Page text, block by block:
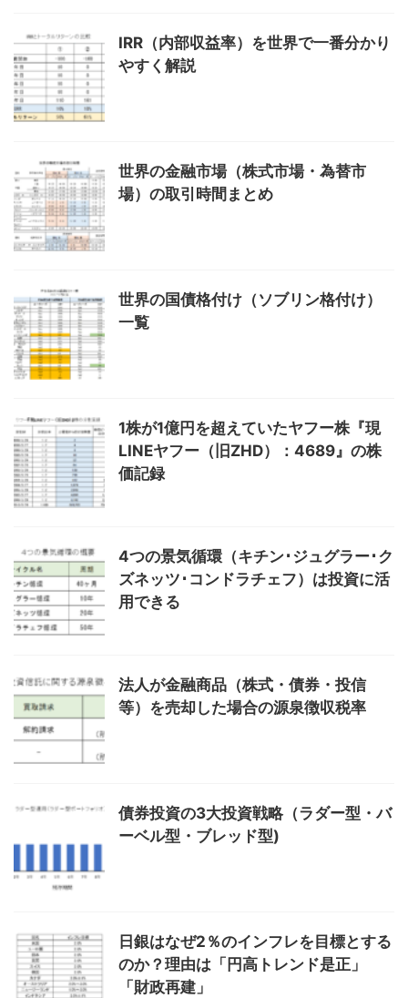
IRR（内部収益率）を世界で一番分かり
やすく解説
世界の金融市場（株式市場・為替市
場）の取引時間まとめ
世界の国債格付け（ソブリン格付け）
一覧
1株が1億円を超えていたヤフー株『現
LINEヤフー（旧ZHD）：4689』の株
価記録
4つの景気循環（キチン･ジュグラー･ク
ズネッツ･コンドラチェフ）は投資に活
用できる
法人が金融商品（株式・債券・投信
等）を売却した場合の源泉徴収税率
債券投資の3大投資戦略（ラダー型・バ
ーベル型・ブレッド型)
日銀はなぜ2％のインフレを目標とする
のか？理由は「円高トレンド是正」
「財政再建」